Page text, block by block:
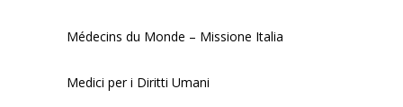
Médecins du Monde – Missione Italia
Medici per i Diritti Umani